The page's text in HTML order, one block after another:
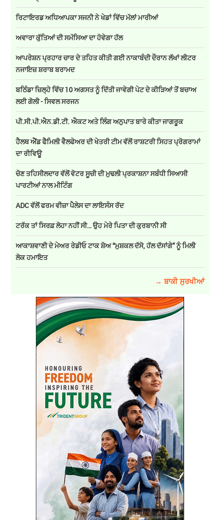
ਰਿਟਾਇਰਡ ਅਧਿਆਪਕਾ ਸਜਨੀ ਨੇ ਖੇਡਾਂ ਵਿੱਚ ਮੱਲਾਂ ਮਾਰੀਆਂ
ਅਵਾਰਾ ਕੁੱਤਿਆਂ ਦੀ ਸਮੱਸਿਆ ਦਾ ਹੋਵੇਗਾ ਹੱਲ
ਆਪਰੇਸ਼ਨ ਪ੍ਰਹਾਰ ਚਾਰ ਦੇ ਤਹਿਤ ਕੀਤੀ ਗਈ ਨਾਕਾਬੰਦੀ ਦੌਰਾਨ ਲੱਖਾਂ ਲੀਟਰ
ਨਜਾਇਜ਼ ਸ਼ਰਾਬ ਬਰਾਮਦ
ਬਠਿੰਡਾ ਜ਼ਿਲ੍ਹੇ ਵਿੱਚ 10 ਅਗਸਤ ਨੂੰ ਦਿੱਤੀ ਜਾਵੇਗੀ ਪੇਟ ਦੇ ਕੀੜਿਆਂ ਤੋਂ ਬਚਾਅ
ਲਈ ਗੋਲੀ - ਸਿਵਲ ਸਰਜਨ
ਪੀ.ਸੀ.ਪੀ.ਐਨ.ਡੀ.ਟੀ. ਐਕਟ ਅਤੇ ਲਿੰਗ ਅਨੁਪਾਤ ਬਾਰੇ ਕੀਤਾ ਜਾਗਰੂਕ
ਹੈਲਥ ਐਂਡ ਫੈਮਿਲੀ ਵੈਲਫੇਅਰ ਦੀ ਖੇਤਰੀ ਟੀਮ ਵੱਲੋਂ ਰਾਸ਼ਟਰੀ ਸਿਹਤ ਪ੍ਰੋਗਰਾਮਾਂ
ਦਾ ਰੀਵਿਊ
ਚੋਣ ਤਹਿਸੀਲਦਾਰ ਵੱਲੋਂ ਵੋਟਰ ਸੂਚੀ ਦੀ ਮੁਢਲੀ ਪ੍ਰਕਾਸ਼ਨਾ ਸਬੰਧੀ ਸਿਆਸੀ
ਪਾਰਟੀਆਂ ਨਾਲ ਮੀਟਿੰਗ
ADC ਵੱਲੋਂ ਫਰਮ ਵੀਜ਼ਾ ਪੈਲੇਸ ਦਾ ਲਾਇਸੰਸ ਰੱਦ
ਟਰੱਕ ਤਾਂ ਸਿਰਫ਼ ਲੋਹਾ ਨਹੀਂ ਸੀ… ਉਹ ਮੇਰੇ ਪਿਤਾ ਦੀ ਕੁਰਬਾਨੀ ਸੀ
ਆਕਾਸ਼ਵਾਣੀ ਦੇ ਮੇਅਰ ਰੇਡੀਓ ਟਾਕ ਸ਼ੋਅ “ਮੁਸ਼ਕਲ ਦੱਸੋ, ਹੱਲ ਦੱਸਾਂਗੇ” ਨੂੰ ਮਿਲੀ
ਲੋਕ ਹਮਾਇਤ
→ ਬਾਕੀ ਸੁਰਖੀਆਂ